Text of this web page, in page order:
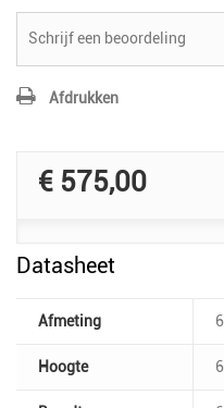
Schrijf een beoordeling
Afdrukken
€ 575,00
Datasheet
Afmeting
Hoogte